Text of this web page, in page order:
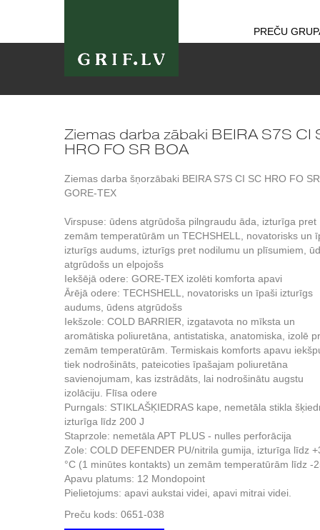
PREČU
Ziemas darba zābaki BEIRA S7S CI
HRO FO SR BOA
Ziemas darba šņorzābaki BEIRA S7S CI SC HRO FO
GORE-TEX
Virspuse: ūdens atgrūdoša pilngraudu āda, izturīga pret
zemām temperatūrām un TECHSHELL, novatorisks un
izturīgs audums, izturīgs pret nodilumu un plīsumiem,
atgrūdošs un elpojošs
Iekšējā odere: GORE-TEX izolēti komforta apavi
Ārējā odere: TECHSHELL, novatorisks un īpaši izturīgs
audums, ūdens atgrūdošs
Iekšzole: COLD BARRIER, izgatavota no mīksta un
aromātiska poliuretāna, antistatiska, anatomiska, izolē
zemām temperatūrām. Termiskais komforts apavu
tiek nodrošināts, pateicoties īpašajam poliuretāna
savienojumam, kas izstrādāts, lai nodrošinātu augstu
izolāciju. Flīsa odere
Purngals: STIKLAŠĶIEDRAS kape, nemetāla stikla
izturīga līdz 200 J
Staprzole: nemetāla APT PLUS - nulles perforācija
Zole: COLD DEFENDER PU/nitrila gumija, izturīga līdz
°C (1 minūtes kontakts) un zemām temperatūrām līdz -
Apavu platums: 12 Mondopoint
Pielietojums: apavi aukstai videi, apavi mitrai videi.
Preču kods: 0651-038